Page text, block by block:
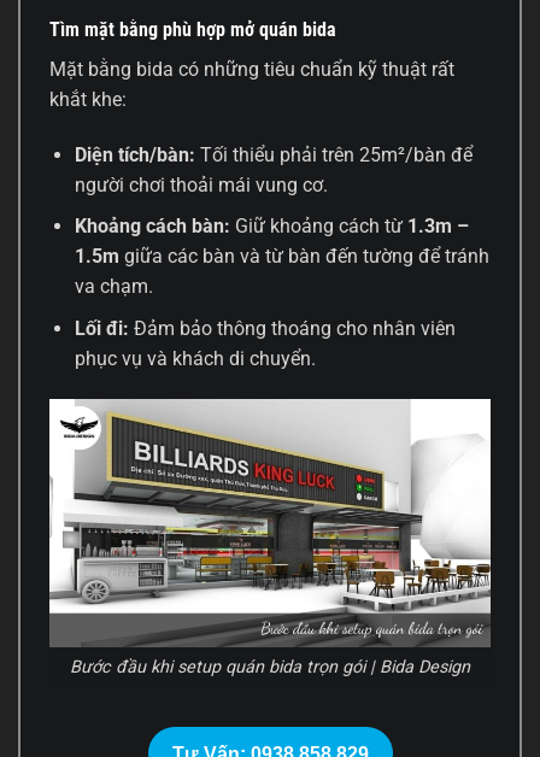
Tìm mặt bằng phù hợp mở quán bida
Mặt bằng bida có những tiêu chuẩn kỹ thuật rất
khắt khe:
Diện tích/bàn: Tối thiểu phải trên 25m²/bàn để
người chơi thoải mái vung cơ.
Khoảng cách bàn: Giữ khoảng cách từ 1.3m –
1.5m giữa các bàn và từ bàn đến tường để tránh
va chạm.
Lối đi: Đảm bảo thông thoáng cho nhân viên
phục vụ và khách di chuyển.
Bước đầu khi setup quán bida trọn gói | Bida Design